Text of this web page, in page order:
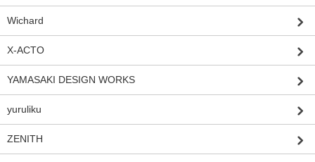
Wichard
X-ACTO
YAMASAKI DESIGN WORKS
yuruliku
ZENITH